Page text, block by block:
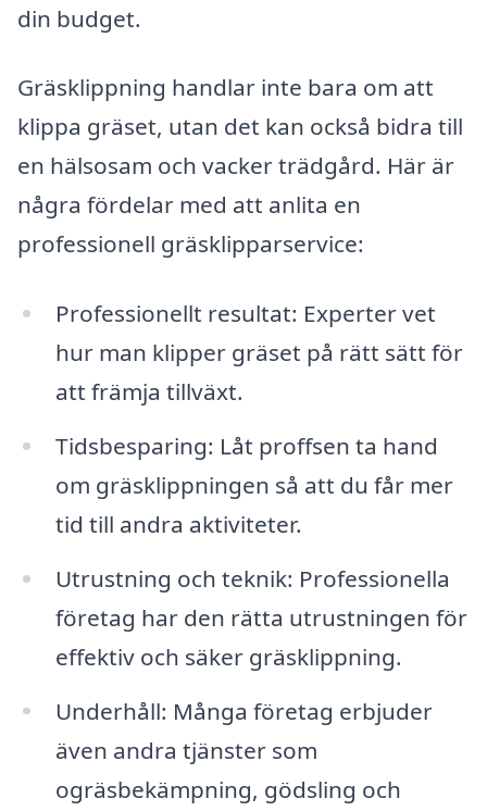
din budget.
Gräsklippning handlar inte bara om att
klippa gräset, utan det kan också bidra till
en hälsosam och vacker trädgård. Här är
några fördelar med att anlita en
professionell gräsklipparservice:
Professionellt resultat: Experter vet
hur man klipper gräset på rätt sätt för
att främja tillväxt.
Tidsbesparing: Låt proffsen ta hand
om gräsklippningen så att du får mer
tid till andra aktiviteter.
Utrustning och teknik: Professionella
företag har den rätta utrustningen för
effektiv och säker gräsklippning.
Underhåll: Många företag erbjuder
även andra tjänster som
ogräsbekämpning, gödsling och